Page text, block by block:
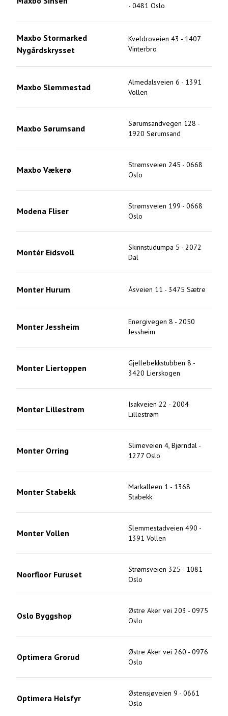
- 0481 Oslo
Maxbo Stormarked
Nygårdskrysset
Kveldroveien 43 - 1407
Vinterbro
Maxbo Slemmestad Almedalsveien 6 - 1391
Vollen
Maxbo Sørumsand Sørumsandvegen 128 -
1920 Sørumsand
Maxbo Vækerø Strømsveien 245 - 0668
Oslo
Modena Fliser Strømsveien 199 - 0668
Oslo
Montér Eidsvoll Skinnstudumpa 5 - 2072
Dal
Monter Hurum Åsveien 11 - 3475 Sætre
Monter Jessheim Energivegen 8 - 2050
Jessheim
Monter Liertoppen Gjellebekkstubben 8 -
3420 Lierskogen
Monter Lillestrøm Isakveien 22 - 2004
Lillestrøm
Monter Orring Slimeveien 4, Bjørndal -
1277 Oslo
Monter Stabekk Markalleen 1 - 1368
Stabekk
Monter Vollen Slemmestadveien 490 -
1391 Vollen
Noorfloor Furuset Strømsveien 325 - 1081
Oslo
Oslo Byggshop Østre Aker vei 203 - 0975
Oslo
Optimera Grorud Østre Aker vei 260 - 0976
Oslo
Optimera Helsfyr Østensjøveien 9 - 0661
Oslo